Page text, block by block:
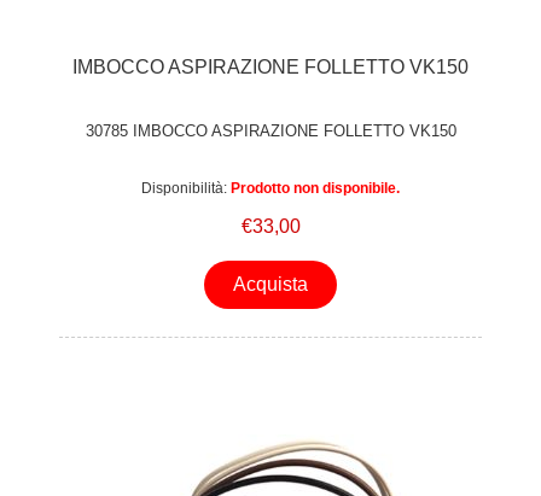
IMBOCCO ASPIRAZIONE FOLLETTO VK150
30785 IMBOCCO ASPIRAZIONE FOLLETTO VK150
Disponibilità: Prodotto non disponibile.
€33,00
Acquista